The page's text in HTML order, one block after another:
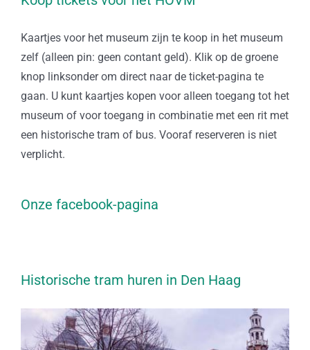
Kaartjes voor het museum zijn te koop in het museum
zelf (alleen pin: geen contant geld). Klik op de groene
knop linksonder om direct naar de ticket-pagina te
gaan. U kunt kaartjes kopen voor alleen toegang tot het
museum of voor toegang in combinatie met een rit met
een historische tram of bus. Vooraf reserveren is niet
verplicht.
Onze facebook-pagina
Historische tram huren in Den Haag